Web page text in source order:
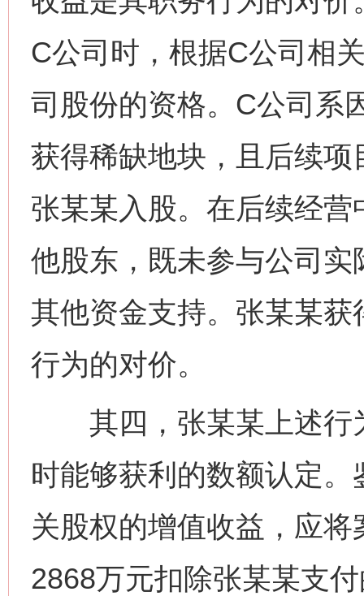
C公司时，根据C公司相
司股份的资格。C公司系
获得稀缺地块，且后续
张某某入股。在后续经
他股东，既未参与公司
其他资金支持。张某某
行为的对价。
其四，张某某上述行
时能够获利的数额认定
关股权的增值收益，应
2868万元扣除张某某支